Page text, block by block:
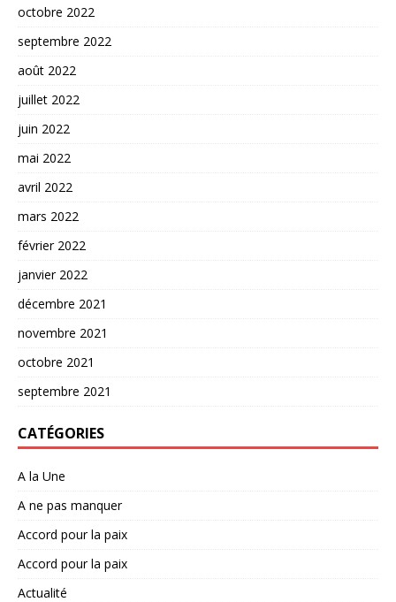
octobre 2022
septembre 2022
août 2022
juillet 2022
juin 2022
mai 2022
avril 2022
mars 2022
février 2022
janvier 2022
décembre 2021
novembre 2021
octobre 2021
septembre 2021
CATÉGORIES
A la Une
A ne pas manquer
Accord pour la paix
Accord pour la paix
Actualité